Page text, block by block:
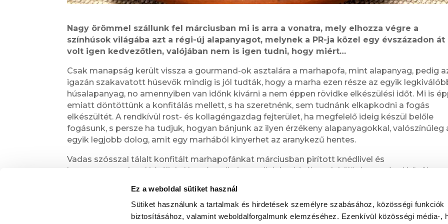
Ez a weboldal sütiket használ
Sütiket használunk a tartalmak és hirdetések személyre szabásához, közösségi funkciók
biztosításához, valamint weboldalforgalmunk elemzéséhez. Ezenkívül közösségi média-,
Nagy örömmel szállunk fel márciusban mi is arra a vonatra, mely elhozza végre a
színhúsok világába azt a régi-új alapanyagot, melynek a PR-ja közel egy évszázadon át
volt igen kedvezőtlen, valójában nem is igen tudni, hogy miért…
Csak manapság került vissza a gourmand-ok asztalára a marhapofa, mint alapanyag, pedig
igazán szakavatott húsevők mindig is jól tudták, hogy a marha ezen része az egyik
húsalapanyag, no amennyiben van időnk kivárni a nem éppen rövidke elkészülési időt. Mi is
emiatt döntöttünk a konfitálás mellett, s ha szeretnénk, sem tudnánk elkapkodni a fogás
elkészültét. A rendkívül rost- és kollagéngazdag fejterület, ha megfelelő ideig készül belőle
fogásunk, s persze ha tudjuk, hogyan bánjunk az ilyen érzékeny alapanyagokkal, valószínűleg
egyik legjobb dolog, amit egy marhából kinyerhet az aranykezű hentes.
Vadas szósszal tálalt konfitált marhapofánkat márciusban pirított knédlivel és
hagymaropogóssal kínáljuk. Hozzá pedig javasoljuk borkínálatunk különlegességei közül